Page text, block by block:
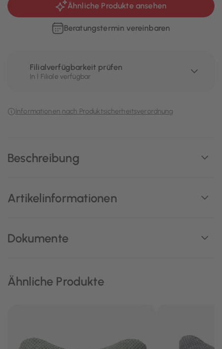
Beschreibung
Artikelinformationen
Dokumente
Ähnliche Produkte ansehen
Beratungstermin vereinbaren
Filialverfügbarkeit prüfen
In 1 Filiale verfügbar
Informationen nach Produktsicherheitsverordnung